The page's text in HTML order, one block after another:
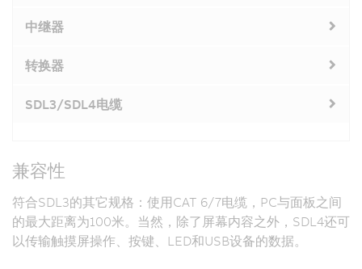
中继器
转换器
SDL3/SDL4电缆
兼容性
符合SDL3的其它规格：使用CAT 6/7电缆，PC与面板之间
的最大距离为100米。当然，除了屏幕内容之外，SDL4还可
以传输触摸屏操作、按键、LED和USB设备的数据。